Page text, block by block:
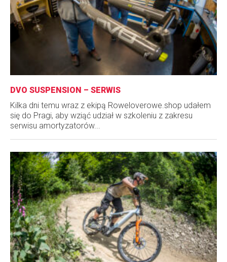
DVO SUSPENSION – SERWIS
Kilka dni temu wraz z ekipą Roweloverowe.shop udałem
się do Pragi, aby wziąć udział w szkoleniu z zakresu
serwisu amortyzatorów...